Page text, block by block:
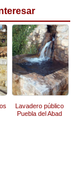
Lavadero público
Puebla del Abad